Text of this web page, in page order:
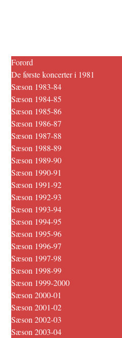
Forord
De første koncerter i 1981
Sæson 1983-84
Sæson 1984-85
Sæson 1985-86
Sæson 1986-87
Sæson 1987-88
Sæson 1988-89
Sæson 1989-90
Sæson 1990-91
Sæson 1991-92
Sæson 1992-93
Sæson 1993-94
Sæson 1994-95
Sæson 1995-96
Sæson 1996-97
Sæson 1997-98
Sæson 1998-99
Sæson 1999-2000
Sæson 2000-01
Sæson 2001-02
Sæson 2002-03
Sæson 2003-04